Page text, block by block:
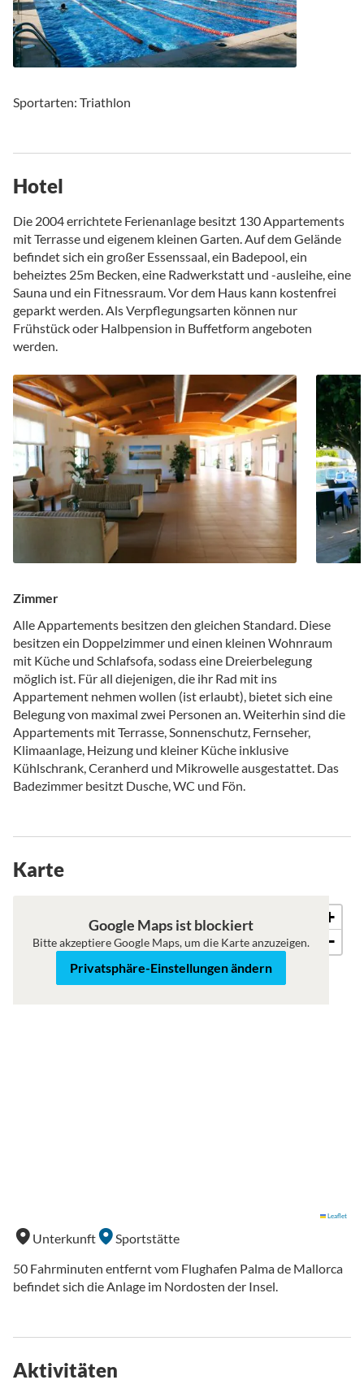
Sportarten: Triathlon
Hotel
Die 2004 errichtete Ferienanlage besitzt 130 Appartements
mit Terrasse und eigenem kleinen Garten. Auf dem Gelände
befindet sich ein großer Essenssaal, ein Badepool, ein
beheiztes 25m Becken, eine Radwerkstatt und -ausleihe, eine
Sauna und ein Fitnessraum. Vor dem Haus kann kostenfrei
geparkt werden. Als Verpflegungsarten können nur
Frühstück oder Halbpension in Buffetform angeboten
werden.
Zimmer
Alle Appartements besitzen den gleichen Standard. Diese
besitzen ein Doppelzimmer und einen kleinen Wohnraum
mit Küche und Schlafsofa, sodass eine Dreierbelegung
möglich ist. Für all diejenigen, die ihr Rad mit ins
Appartement nehmen wollen (ist erlaubt), bietet sich eine
Belegung von maximal zwei Personen an. Weiterhin sind die
Appartements mit Terrasse, Sonnenschutz, Fernseher,
Klimaanlage, Heizung und kleiner Küche inklusive
Kühlschrank, Ceranherd und Mikrowelle ausgestattet. Das
Badezimmer besitzt Dusche, WC und Fön.
Karte
Satellit
+
−
Leaflet
Google Maps ist blockiert
Bitte akzeptiere Google Maps, um die Karte anzuzeigen.
Privatsphäre-Einstellungen ändern
Unterkunft
Sportstätte
50 Fahrminuten entfernt vom Flughafen Palma de Mallorca
befindet sich die Anlage im Nordosten der Insel.
Aktivitäten